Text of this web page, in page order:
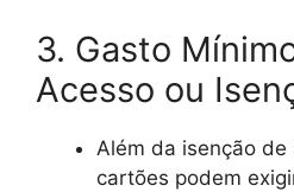
3. Gasto
Acesso ou
Além da isenção
cartões podem